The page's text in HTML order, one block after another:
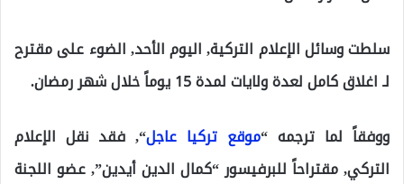
سلطت وسائل الإعلام التركية, اليوم الأحد, الضوء على مقترح
لـ اغلاق كامل لعدة ولايات لمدة 15 يوماً خلال شهر رمضان.
ووفقاً لما ترجمه “موقع تركيا عاجل“, فقد نقل الإعلام
التركي, مقتراحاً للبرفيسور “كمال الدين أيدين”, عضو اللجنة